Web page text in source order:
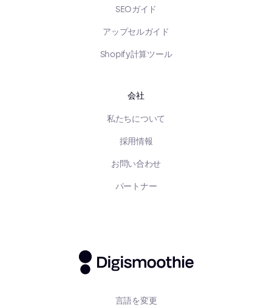
SEOガイド
アップセルガイド
Shopify計算ツール
会社
私たちについて
採用情報
お問い合わせ
パートナー
言語を変更